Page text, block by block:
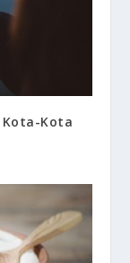
Kota-Kota